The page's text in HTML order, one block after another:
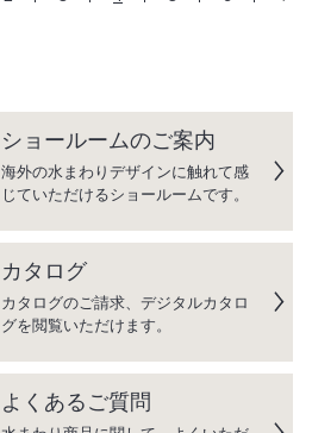
ショールームのご案内
海外の水まわりデザインに触れて感
じていただけるショールームです。
カタログ
カタログのご請求、デジタルカタロ
グを閲覧いただけます。
よくあるご質問